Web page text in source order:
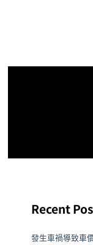
Recent
發生車禍導致車